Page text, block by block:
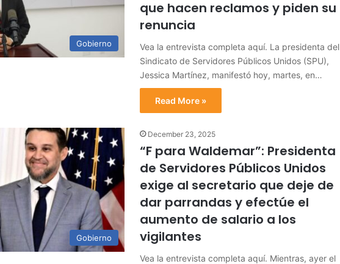
Gobierno
que hacen reclamos y piden su
renuncia
Vea la entrevista completa aquí. La presidenta del
Sindicato de Servidores Públicos Unidos (SPU),
Jessica Martínez, manifestó hoy, martes, en…
Read More »
Gobierno
December 23, 2025
“F para Waldemar”: Presidenta
de Servidores Públicos Unidos
exige al secretario que deje de
dar parrandas y efectúe el
aumento de salario a los
vigilantes
Vea la entrevista completa aquí. Mientras, ayer el